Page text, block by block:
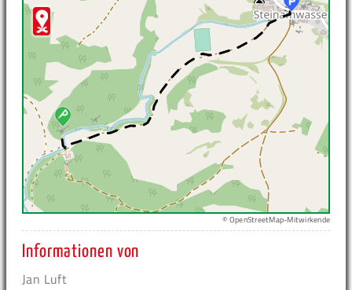
© OpenStreetMap-Mitwirkende
Informationen von
Jan Luft